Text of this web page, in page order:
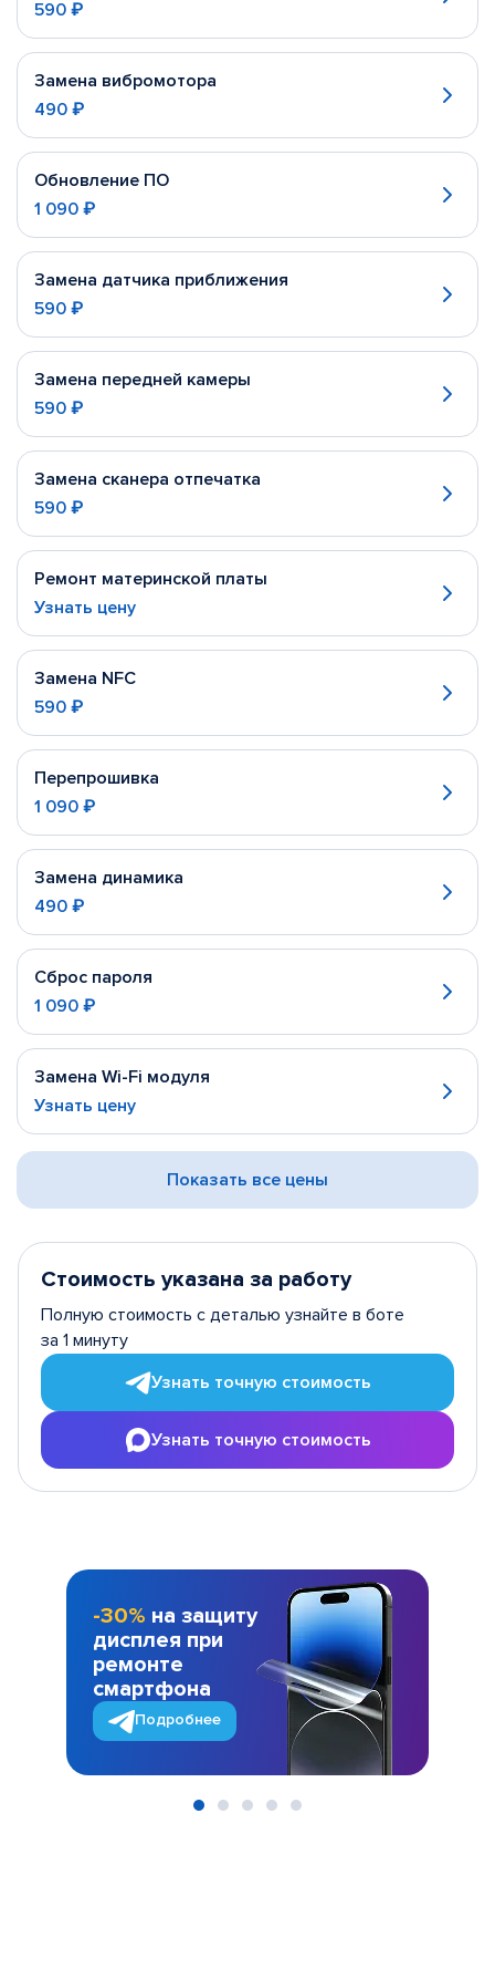
590 ₽
Замена вибромотора
490 ₽
Обновление ПО
1 090 ₽
Замена датчика приближения
590 ₽
Замена передней камеры
590 ₽
Замена сканера отпечатка
590 ₽
Ремонт материнской платы
Узнать цену
Замена NFC
590 ₽
Перепрошивка
1 090 ₽
Замена динамика
490 ₽
Сброс пароля
1 090 ₽
Замена Wi-Fi модуля
Узнать цену
Показать все цены
Стоимость указана за работу
Полную стоимость с деталью узнайте в боте
за 1 минуту
Узнать точную стоимость
Узнать точную стоимость
-30% на защиту
дисплея при
ремонте
смартфона
Подробнее